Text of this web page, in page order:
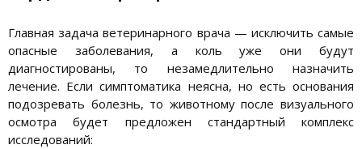
Главная задача ветеринарного врача — исключить самые
опасные заболевания, а коль уже они будут
диагностированы, то незамедлительно назначить
лечение. Если симптоматика неясна, но есть основания
подозревать болезнь, то животному после визуального
осмотра будет предложен стандартный комплекс
исследований: